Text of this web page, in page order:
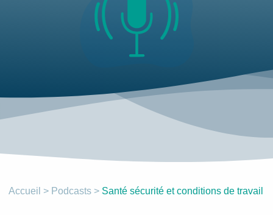
Accueil > Podcasts > Santé sécurité et conditions de travail